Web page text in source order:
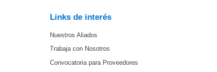
Links de interés
Nuestros Aliados
Trabaja con Nosotros
Convocatoria para Proveedores